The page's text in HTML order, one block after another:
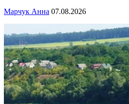
Марчук Анна 07.08.2026